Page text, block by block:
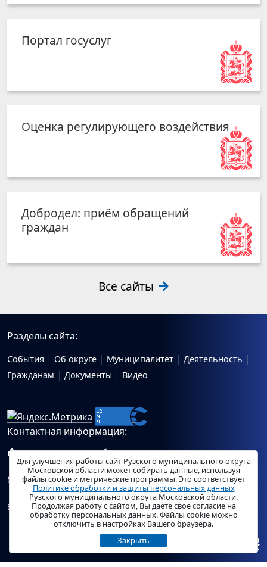
Портал госуслуг
Оценка регулирующего воздействия
Добродел: приём обращений
граждан
Все сайты
Разделы сайта:
События Об округе Муниципалитет
Деятельность
Гражданам
Документы Видео
Контактная информация:
143100, Московская область, г.Руза, ул.Солнцева, 11
Схема проезда
Общий отдел Администрации Рузского муниципального
округа:ruza_region_ruza@mosreg.ru.
Отдел по работе с обращениями граждан Администрации
Рузского муниципального округа:ruza_og_argo@mosreg.ru
Для улучшения работы сайт Рузского муниципального округа
Московской области может собирать данные, используя
файлы cookie и метрические программы. Это соответствует
Политике обработки и защиты персональных данных
Рузского муниципального округа Московской области.
Продолжая работу с сайтом, Вы даете свое согласие на
обработку персональных данных. Файлы cookie можно
отключить в настройках Вашего браузера.
Закрыть